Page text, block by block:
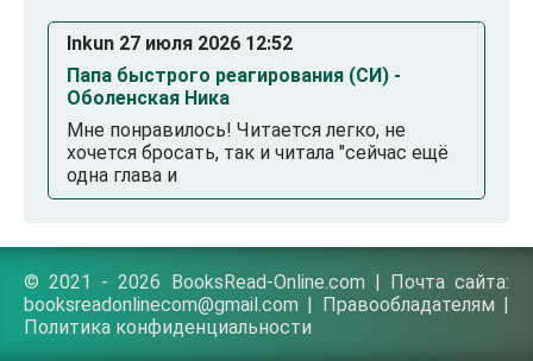
Inkun 27 июля 2026 12:52
Папа быстрого реагирования (СИ) -
Оболенская Ника
Мне понравилось! Читается легко, не
хочется бросать, так и читала "сейчас ещё
одна глава и
© 2021 - 2026 BooksRead-Online.com | Почта сайта:
booksreadonlinecom@gmail.com | Правообладателям |
Политика конфиденциальности